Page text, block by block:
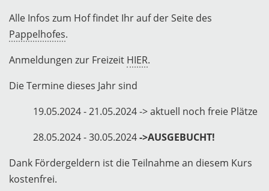
Alle Infos zum Hof findet Ihr auf der Seite des
Pappelhofes.
Anmeldungen zur Freizeit HIER.
Die Termine dieses Jahr sind
19.05.2024 - 21.05.2024 -> aktuell noch freie Plätze
28.05.2024 - 30.05.2024->AUSGEBUCHT!
Dank Fördergeldern ist die Teilnahme an diesem Kurs
kostenfrei.